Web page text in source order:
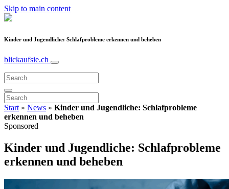
Skip to main content
Kinder und Jugendliche: Schlafprobleme erkennen und beheben
blickaufsie.ch
Start » News » Kinder und Jugendliche: Schlafprobleme
erkennen und beheben
Sponsored
Kinder und Jugendliche: Schlafprobleme
erkennen und beheben